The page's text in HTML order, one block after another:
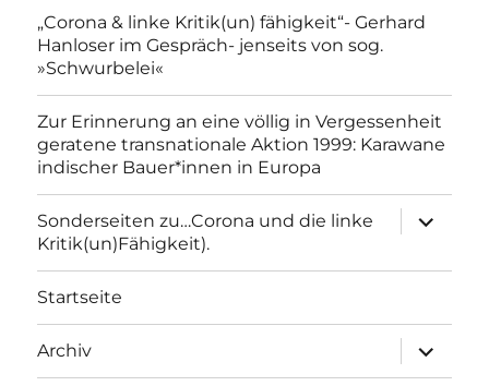
„Corona & linke Kritik(un) fähigkeit“- Gerhard
Hanloser im Gespräch- jenseits von sog.
»Schwurbelei«
Zur Erinnerung an eine völlig in Vergessenheit
geratene transnationale Aktion 1999: Karawane
indischer Bauer*innen in Europa
Sonderseiten zu…Corona und die linke
Kritik(un)Fähigkeit).
anzeigen
Startseite
Archiv
anzeigen